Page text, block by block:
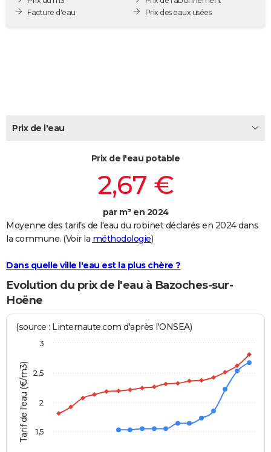
Destinations
City break
Voyage nature
Voyage de noces
Forum
Climat
PHOTO
Dictionnaire
Biographies
Citations
Expressions
Proverbes
Bricolage
Lifestyle
Culture
Sport
Auto
Television
Voyage
Cinema
Facture d'eau
Prix des eaux usées
Prix de l'eau
Prix de l'eau potable
2,67 €
par m³ en 2024
Moyenne des tarifs de l'eau du robinet déclarés en 2024 dans
la commune. (Voir la méthodologie)
Dans quelle ville l'eau est la plus chère ?
Evolution du prix de l'eau à Bazoches-sur-
Hoëne
Tarif de l'eau (€/m3)
(source : Linternaute.com d'après l'ONSEA)
1,5
2
2,5
3